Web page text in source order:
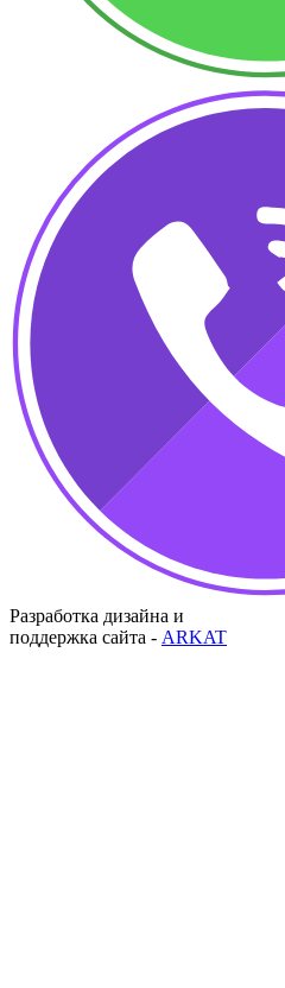
Разработка дизайна и
поддержка сайта - ARKAT